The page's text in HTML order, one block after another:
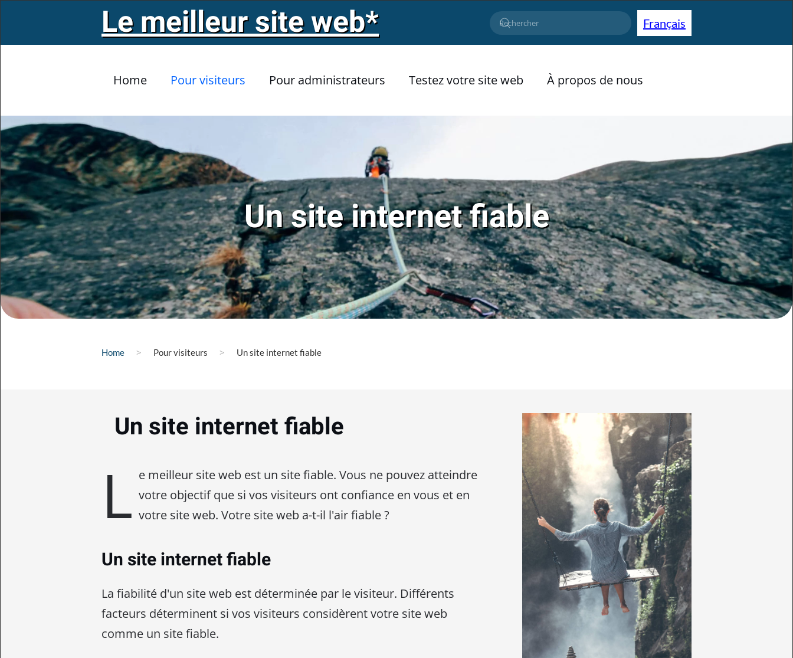
Accéder au contenu principal
Le meilleur site web* Français
Home Pour visiteurs Pour administrateurs Testez votre site web À propos de nous
Un site internet fiable
Home Pour visiteurs Un site internet fiable
Un site internet fiable
L e meilleur site web est un site fiable. Vous ne pouvez atteindre
votre objectif que si vos visiteurs ont confiance en vous et en
votre site web. Votre site web a-t-il l'air fiable ?
Un site internet fiable
La fiabilité d'un site web est déterminée par le visiteur. Différents
facteurs déterminent si vos visiteurs considèrent votre site web
comme un site fiable.